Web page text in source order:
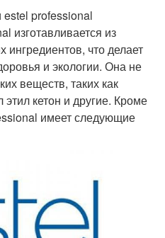
professional
изготавливается из
ингредиентов, что делает
и экологии. Она не
веществ, таких как
кетон и другие. Кроме
имеет следующие